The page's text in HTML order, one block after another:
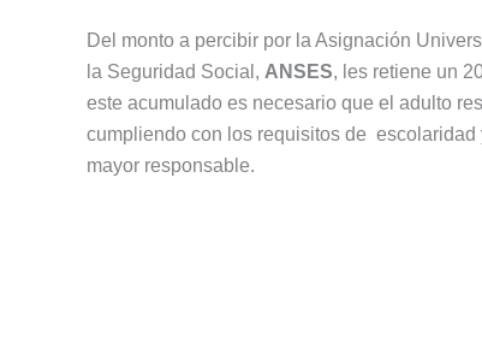
Del monto a percibir por la Asignación
la Seguridad Social, ANSES, les retiene un
este acumulado es necesario que el adulto
cumpliendo con los requisitos de
mayor responsable.